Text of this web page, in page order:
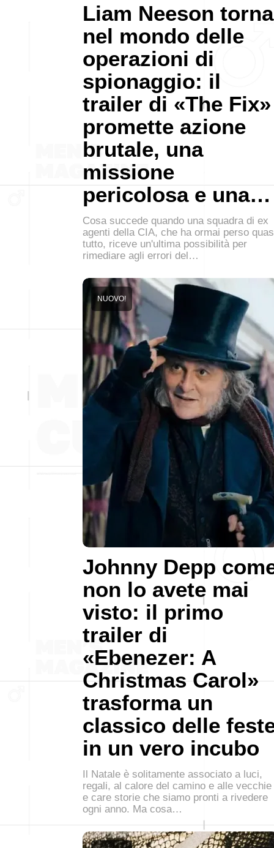
Liam Neeson torna
nel mondo delle
operazioni di
spionaggio: il
trailer di «The Fix»
promette azione
brutale, una
missione
pericolosa e una…
Cosa succede quando una squadra di ex
agenti della CIA, che ha ormai perso
tutto, riceve un'ultima possibilità per
rimediare agli errori del…
Johnny Depp
non lo avete mai
visto: il primo
trailer di
«Ebenezer: A
Christmas Carol»
trasforma un
classico delle
in un vero incubo
NUOVO!
Il Natale è solitamente associato a luci,
regali, al calore del camino e alle vecchie
e care storie che siamo pronti a rivedere
ogni anno. Ma cosa…